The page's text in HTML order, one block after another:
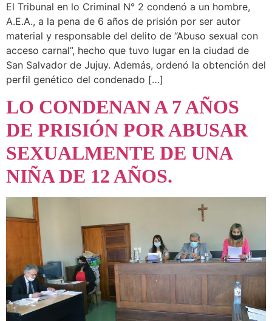
El Tribunal en lo Criminal N° 2 condenó a un hombre,
A.E.A., a la pena de 6 años de prisión por ser autor
material y responsable del delito de “Abuso sexual con
acceso carnal”, hecho que tuvo lugar en la ciudad de
San Salvador de Jujuy. Además, ordenó la obtención del
perfil genético del condenado […]
LO CONDENAN A 7 AÑOS
DE PRISIÓN POR ABUSAR
SEXUALMENTE DE UNA
NIÑA DE 12 AÑOS.